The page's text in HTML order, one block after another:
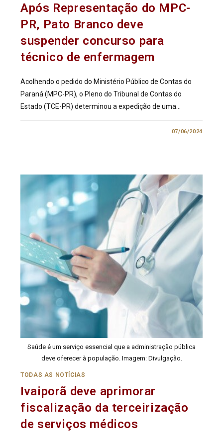
Após Representação do MPC-
PR, Pato Branco deve
suspender concurso para
técnico de enfermagem
Acolhendo o pedido do Ministério Público de Contas do
Paraná (MPC-PR), o Pleno do Tribunal de Contas do
Estado (TCE-PR) determinou a expedição de uma…
07/06/2024
Saúde é um serviço essencial que a administração pública
deve oferecer à população. Imagem: Divulgação.
TODAS AS NOTÍCIAS
Ivaiporã deve aprimorar
fiscalização da terceirização
de serviços médicos